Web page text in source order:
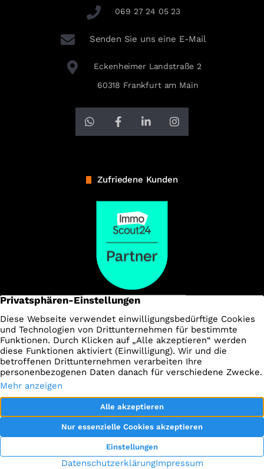
069 27 24 05 23
Senden Sie uns eine E-Mail
Eckenheimer Landstraße 2
60318 Frankfurt am Main
Zufriedene Kunden
Impressum Datenschutz AGBs
Kontakt
Widerrufsbelehrung
Vertrag widerrufen